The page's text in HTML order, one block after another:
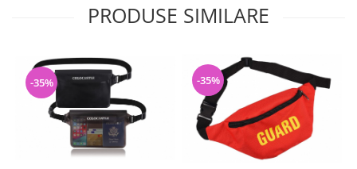
Articole Sanatate si Wellness
Cosmetice si produse ingrijire
personala
Igiena dentara
Jucarii, Copii & Bebe
Camera copilului
Hrana bebelusi
PRODUSE SIMILARE
-35% -35%